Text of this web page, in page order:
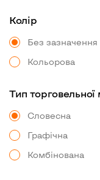
Колiр
Без
Кольорова
Тип торговельної
Словесна
Графiчна
Комбiнована